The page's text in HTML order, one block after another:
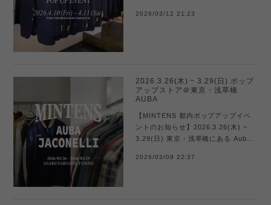
2日間のMINTENS単独ポップアップ
2026/03/12 21:23
2026.3.26(木) ~ 3.29(日) ポップ
アップストア＠東京・浅草橋
AUBA
【MINTENS 都内ポップアップイベ
ントのお知らせ】2026.3.26(木) ~
3.29(日) 東京・浅草橋にある Auba
2026/03/09 22:37